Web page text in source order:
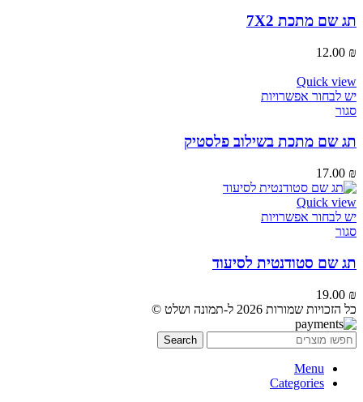
תג שם מתכת 7X2
12.00 ₪
Quick view
יש לבחור אפשרויות
סגור
תג שם מתכת בשילוב פלסטיק
17.00 ₪
Quick view
יש לבחור אפשרויות
סגור
תג שם סטודנטית לסיעוד
19.00 ₪
כל הזכויות שמורות 2026 ל-תמונה ושלט ©
Search
Menu
Categories